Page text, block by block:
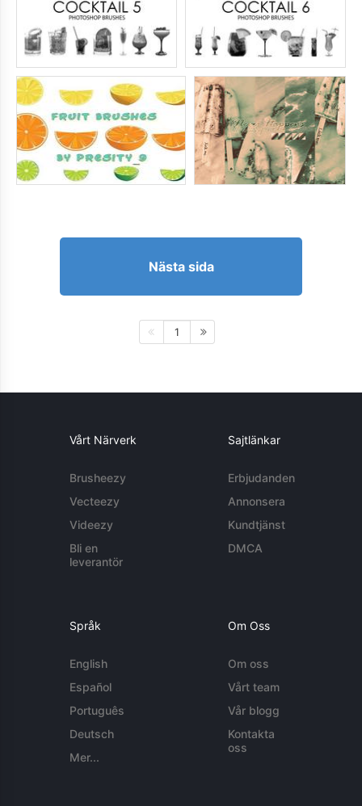
Nästa sida
1
Vårt Närverk
Brusheezy
Vecteezy
Videezy
Bli en
leverantör
Sajtlänkar
Erbjudanden
Annonsera
Kundtjänst
DMCA
Språk
English
Español
Português
Deutsch
Mer...
Om Oss
Om oss
Vårt team
Vår blogg
Kontakta
oss